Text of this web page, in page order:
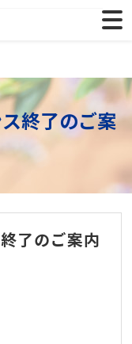
終了のご案
了のご案内